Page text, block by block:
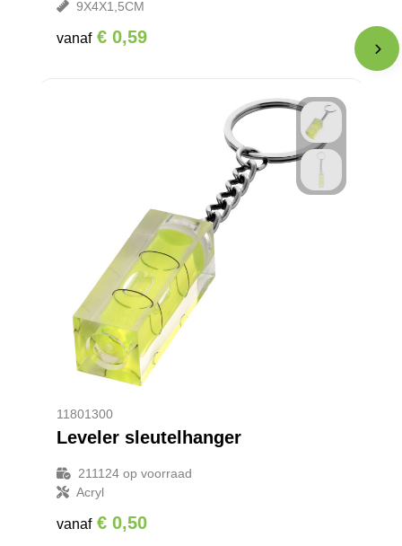
9X4X1,5CM
vanaf € 0,59
11801300
Leveler sleutelhanger
211124op voorraad
Acryl
vanaf € 0,50